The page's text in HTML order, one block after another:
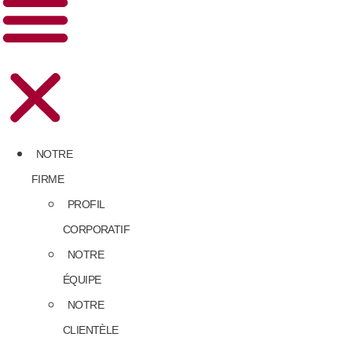
NOTRE
FIRME
PROFIL
CORPORATIF
NOTRE
ÉQUIPE
NOTRE
CLIENTÈLE